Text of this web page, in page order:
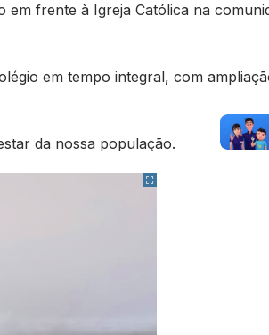
frente à Igreja Católica na
em tempo integral, com
da nossa população.